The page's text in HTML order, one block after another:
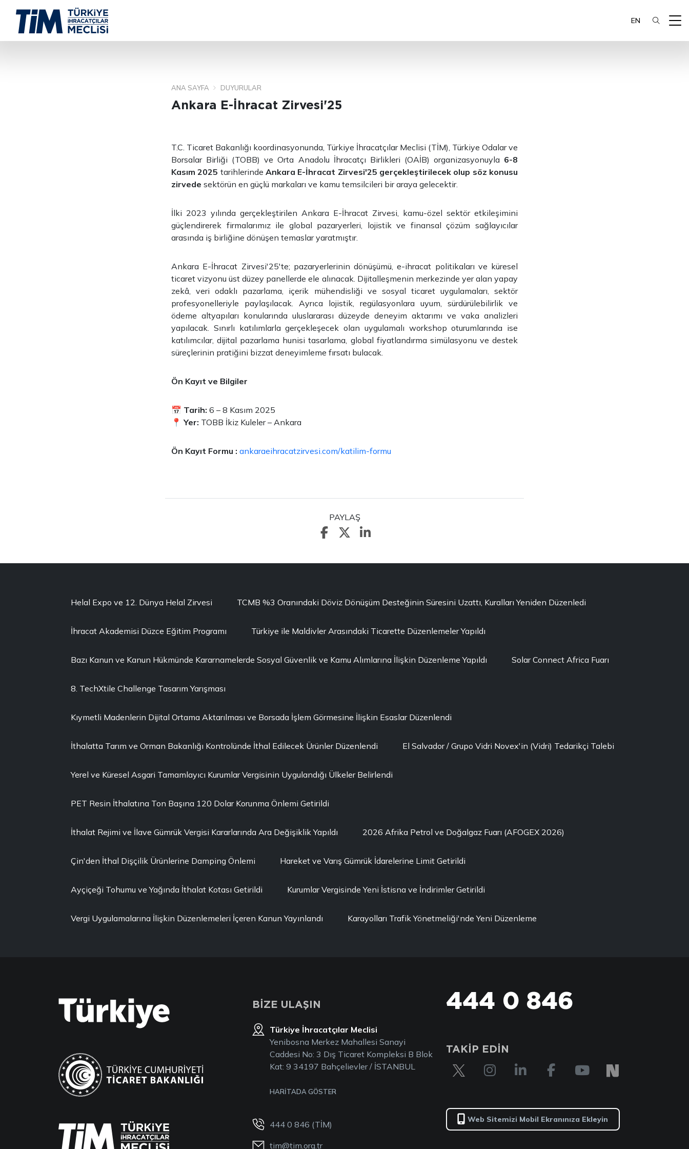
EN
ANA SAYFA DUYURULAR
Ankara E-İhracat Zirvesi'25
T.C. Ticaret Bakanlığı koordinasyonunda, Türkiye İhracatçılar Meclisi (TİM), Türkiye Odalar ve
Borsalar Birliği (TOBB) ve Orta Anadolu İhracatçı Birlikleri (OAİB) organizasyonuyla 6-8
Kasım 2025 tarihlerindeAnkara E-İhracat Zirvesi'25 gerçekleştirilecek olup söz konusu
zirvede sektörün en güçlü markaları ve kamu temsilcileri bir araya gelecektir.
İlki 2023 yılında gerçekleştirilen Ankara E-İhracat Zirvesi, kamu-özel sektör etkileşimini
güçlendirerek firmalarımız ile global pazaryerleri, lojistik ve finansal çözüm sağlayıcılar
arasında iş birliğine dönüşen temaslar yaratmıştır.
Ankara E-İhracat Zirvesi'25'te; pazaryerlerinin dönüşümü, e-ihracat politikaları ve küresel
ticaret vizyonu üst düzey panellerde ele alınacak. Dijitalleşmenin merkezinde yer alan yapay
zekâ, veri odaklı pazarlama, içerik mühendisliği ve sosyal ticaret uygulamaları, sektör
profesyonelleriyle paylaşılacak. Ayrıca lojistik, regülasyonlara uyum, sürdürülebilirlik ve
ödeme altyapıları konularında uluslararası düzeyde deneyim aktarımı ve vaka analizleri
yapılacak. Sınırlı katılımlarla gerçekleşecek olan uygulamalı workshop oturumlarında ise
katılımcılar, dijital pazarlama hunisi tasarlama, global fiyatlandırma simülasyonu ve destek
süreçlerinin pratiğini bizzat deneyimleme fırsatı bulacak.
Ön Kayıt ve Bilgiler
📅 Tarih: 6 – 8 Kasım 2025
📍Yer: TOBB İkiz Kuleler – Ankara
Ön Kayıt Formu : ankaraeihracatzirvesi.com/katilim-formu
PAYLAŞ
Helal Expo ve 12. Dünya Helal Zirvesi TCMB %3 Oranındaki Döviz Dönüşüm Desteğinin Süresini Uzattı, Kuralları Yeniden Düzenledi
İhracat Akademisi Düzce Eğitim Programı Türkiye ile Maldivler Arasındaki Ticarette Düzenlemeler Yapıldı
Bazı Kanun ve Kanun Hükmünde Kararnamelerde Sosyal Güvenlik ve Kamu Alımlarına İlişkin Düzenleme Yapıldı Solar Connect Africa Fuarı
8. TechXtile Challenge Tasarım Yarışması
Kıymetli Madenlerin Dijital Ortama Aktarılması ve Borsada İşlem Görmesine İlişkin Esaslar Düzenlendi
İthalatta Tarım ve Orman Bakanlığı Kontrolünde İthal Edilecek Ürünler Düzenlendi El Salvador / Grupo Vidri Novex'in (Vidri) Tedarikçi Talebi
Yerel ve Küresel Asgari Tamamlayıcı Kurumlar Vergisinin Uygulandığı Ülkeler Belirlendi
PET Resin İthalatına Ton Başına 120 Dolar Korunma Önlemi Getirildi
İthalat Rejimi ve İlave Gümrük Vergisi Kararlarında Ara Değişiklik Yapıldı 2026 Afrika Petrol ve Doğalgaz Fuarı (AFOGEX 2026)
Çin'den İthal Dişçilik Ürünlerine Damping Önlemi Hareket ve Varış Gümrük İdarelerine Limit Getirildi
Ayçiçeği Tohumu ve Yağında İthalat Kotası Getirildi Kurumlar Vergisinde Yeni İstisna ve İndirimler Getirildi
Vergi Uygulamalarına İlişkin Düzenlemeleri İçeren Kanun Yayınlandı Karayolları Trafik Yönetmeliği'nde Yeni Düzenleme
BİZE ULAŞIN
Türkiye İhracatçılar Meclisi
Yenibosna Merkez Mahallesi Sanayi
Caddesi No: 3 Dış Ticaret Kompleksi B Blok
Kat: 9 34197 Bahçelievler / İSTANBUL
HARİTADA GÖSTER
444 0 846 (TİM)
tim@tim.org.tr
444 0 846
TAKİP EDİN
Web Sitemizi Mobil Ekranınıza Ekleyin